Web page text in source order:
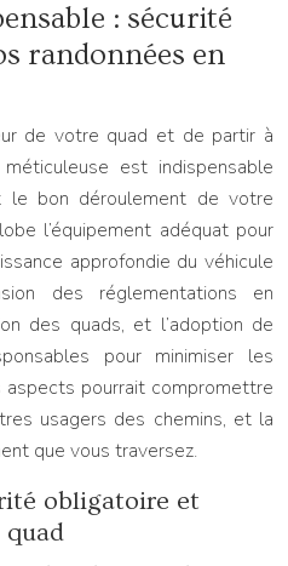
: sécurité
randonnées en
de votre quad et de partir à
est indispensable
le bon déroulement de votre
l’équipement adéquat pour
approfondie du véhicule
des réglementations en
des quads, et l’adoption de
pour minimiser les
aspects pourrait compromettre
usagers des chemins, et la
que vous traversez.
obligatoire et